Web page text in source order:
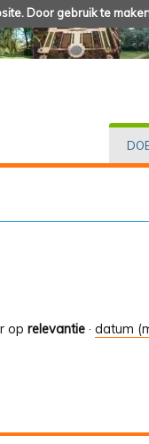
Door gebruik te
op relevantie · datum